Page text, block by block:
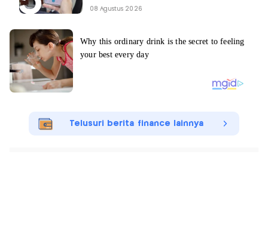
08 Agustus 2026
Telusuri berita finance lainnya